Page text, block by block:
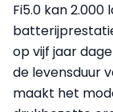
Fi5.0 kan
op vijf jaar
de levensduur
maakt het